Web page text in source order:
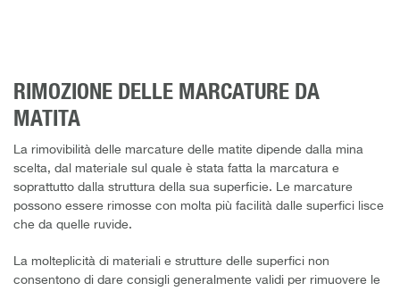
RIMOZIONE DELLE MARCATURE DA
MATITA
La rimovibilità delle marcature delle matite dipende dalla mina
scelta, dal materiale sul quale è stata fatta la marcatura e
soprattutto dalla struttura della sua superficie. Le marcature
possono essere rimosse con molta più facilità dalle superfici lisce
che da quelle ruvide.
La molteplicità di materiali e strutture delle superfici non
consentono di dare consigli generalmente validi per rimuovere le